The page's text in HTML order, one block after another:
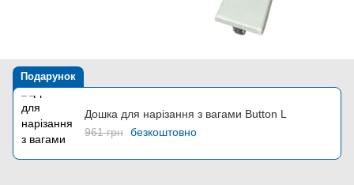
Подарунок
Дошка для нарізання з вагами Button L
961 грн безкоштовно